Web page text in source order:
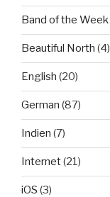
Band of the Week
Beautiful North (4)
English (20)
German (87)
Indien (7)
Internet(21)
iOS (3)